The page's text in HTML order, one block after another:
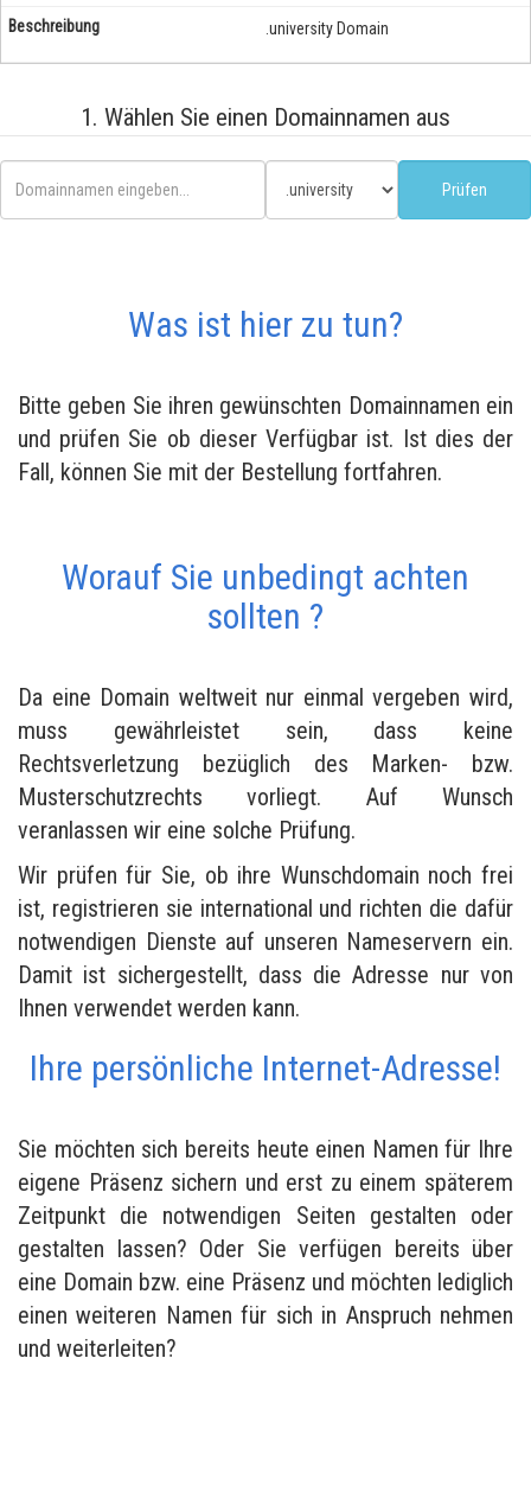
.university Domain
1. Wählen Sie einen Domainnamen aus
Was ist hier zu tun?
Bitte geben Sie ihren gewünschten Domainnamen ein
und prüfen Sie ob dieser Verfügbar ist. Ist dies der
Fall, können Sie mit der Bestellung fortfahren.
Worauf Sie unbedingt achten
sollten ?
Da eine Domain weltweit nur einmal vergeben wird,
muss gewährleistet sein, dass keine
Rechtsverletzung bezüglich des Marken- bzw.
Musterschutzrechts vorliegt. Auf Wunsch
veranlassen wir eine solche Prüfung.
Wir prüfen für Sie, ob ihre Wunschdomain noch frei
ist, registrieren sie international und richten die dafür
notwendigen Dienste auf unseren Nameservern ein.
Damit ist sichergestellt, dass die Adresse nur von
Ihnen verwendet werden kann.
Ihre persönliche Internet-Adresse!
Sie möchten sich bereits heute einen Namen für Ihre
eigene Präsenz sichern und erst zu einem späterem
Zeitpunkt die notwendigen Seiten gestalten oder
gestalten lassen? Oder Sie verfügen bereits über
eine Domain bzw. eine Präsenz und möchten lediglich
einen weiteren Namen für sich in Anspruch nehmen
und weiterleiten?